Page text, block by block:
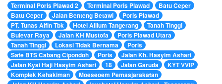
Terminal Poris Plawad 2 Terminal Poris Plawad
Batu Ceper
Batu Ceper
Jalan Benteng Betawi
Poris Plawad
PT. Tunas Alfin Tbk
Hotel Allium Tangerang
Tanah Tinggi
Bulevar Raya
Jalan KH Mustofa
Poris Plawad Utara
Tanah Tinggi
Lokasi Tidak Bernama
Poris
Sate BTS Cabang Cipondoh
Poris
Jalan Kh. Hasyim Ashari
Jalan Kyai Haji Hasyim Ashari
18 Jalan Garuda
KYT VVIP
Komplek Kehakiman
Moeseoem Pemasjarakatan